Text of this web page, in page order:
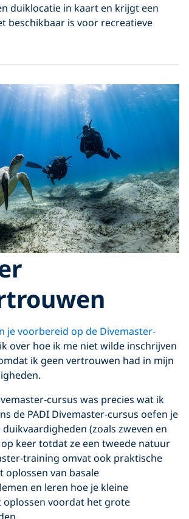
duiklocatie in kaart en krijgt een
beschikbaar is voor recreatieve
je voorbereid op de Divemaster-
over hoe ik me niet wilde inschrijven
ik geen vertrouwen had in mijn
cursus was precies wat ik
de PADI Divemaster-cursus oefen je
(zoals zweven en
keer totdat ze een tweede natuur
training omvat ook praktische
oplossen van basale
en leren hoe je kleine
voordat het grote